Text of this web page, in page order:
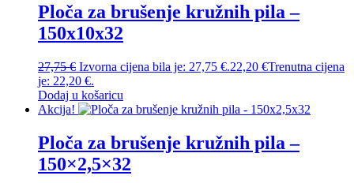
Ploča za brušenje kružnih pila –
150x10x32
27,75€ Izvorna cijena bila je: 27,75 €.22,20 €Trenutna cijena
je: 22,20 €.
Dodaj u košaricu
Akcija!
Ploča za brušenje kružnih pila –
150×2,5×32